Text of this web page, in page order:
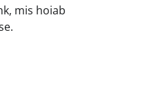
mis hoiab